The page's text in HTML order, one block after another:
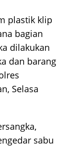
plastik klip
bagian
dilakukan
dan barang
Selasa
sabu